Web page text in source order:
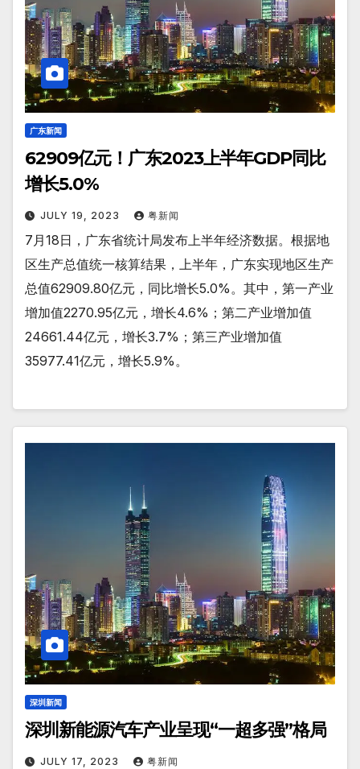
广东新闻
62909亿元！广东2023上半年GDP同比
增长5.0%
JULY 19, 2023 粤新闻
7月18日，广东省统计局发布上半年经济数据。根据地
区生产总值统一核算结果，上半年，广东实现地区生产
总值62909.80亿元，同比增长5.0%。其中，第一产业
增加值2270.95亿元，增长4.6%；第二产业增加值
24661.44亿元，增长3.7%；第三产业增加值
35977.41亿元，增长5.9%。
深圳新闻
深圳新能源汽车产业呈现“一超多强”格局
JULY 17, 2023 粤新闻